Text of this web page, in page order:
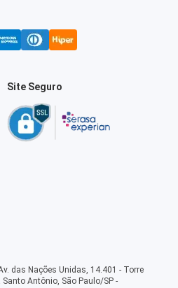
Site Seguro
das Nações Unidas, 14.401 - Torre
Antônio, São Paulo/SP -